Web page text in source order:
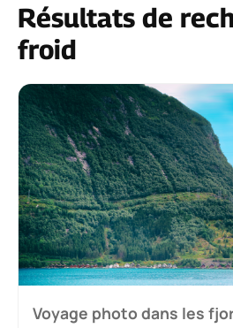
Résultats de
froid
Voyage photo dans les